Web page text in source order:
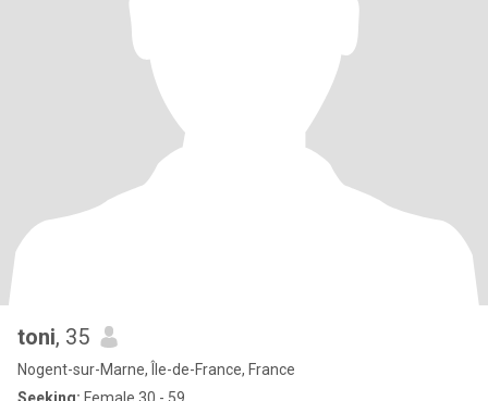
toni, 35
Nogent-sur-Marne, Île-de-France, France